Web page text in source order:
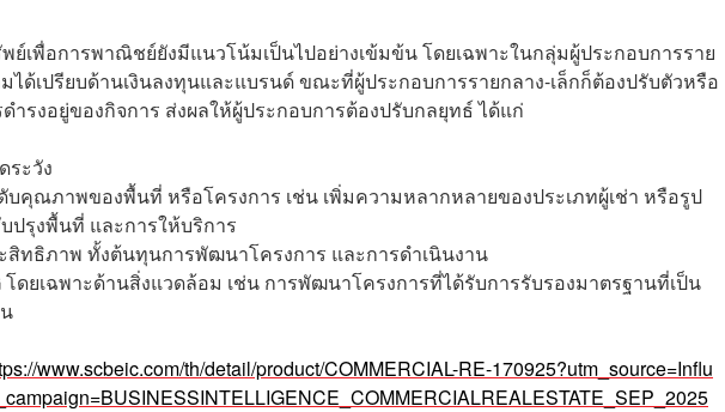
เพื่อการพาณิชย์ยังมีแนวโน้มเป็นไปอย่างเข้มข้น โดยเฉพาะในกลุ่มผู้ประกอบการราย
ด้เปรียบด้านเงินลงทุนและแบรนด์ ขณะที่ผู้ประกอบการรายกลาง-เล็กก็ต้องปรับตัวหรือ
ำรงอยู่ของกิจการ ส่งผลให้ผู้ประกอบการต้องปรับกลยุทธ์ ได้แก่
ระวัง
บคุณภาพของพื้นที่ หรือโครงการ เช่น เพิ่มความหลากหลายของประเภทผู้เช่า หรือรูป
ปรุงพื้นที่ และการให้บริการ
สิทธิภาพ ทั้งต้นทุนการพัฒนาโครงการ และการดำเนินงาน
ดยเฉพาะด้านสิ่งแวดล้อม เช่น การพัฒนาโครงการที่ได้รับการรับรองมาตรฐานที่เป็น
www.scbeic.com/th/detail/product/COMMERCIAL-RE-170925?utm_source=Influ